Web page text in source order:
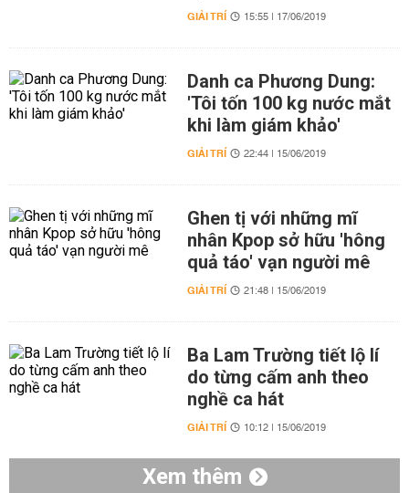
GIẢI TRÍ 15:55 | 17/06/2019
Danh ca Phương Dung:
'Tôi tốn 100 kg nước mắt
khi làm giám khảo'
GIẢI TRÍ 22:44 | 15/06/2019
Ghen tị với những mĩ
nhân Kpop sở hữu 'hông
quả táo' vạn người mê
GIẢI TRÍ 21:48 | 15/06/2019
Ba Lam Trường tiết lộ lí
do từng cấm anh theo
nghề ca hát
GIẢI TRÍ 10:12 | 15/06/2019
Xem thêm